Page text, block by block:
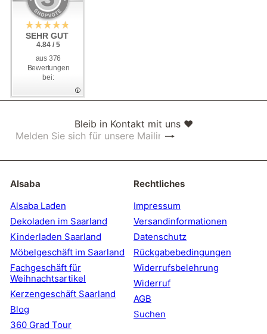
SEHR GUT
4.84 / 5
aus 376
Bewertungen
bei:
SEHR GUT
4.84 / 5
aus 376
Bewertungen
bei:
Bleib in Kontakt mit uns ❤
Abonnieren
Melden
sich
unsere
Mailingliste
an
Alsaba
Alsaba Laden
Dekoladen im Saarland
Kinderladen Saarland
Möbelgeschäft im Saarland
Fachgeschäft für
Weihnachtsartikel
Kerzengeschäft Saarland
Blog
360 Grad Tour
Rechtliches
Impressum
Versandinformationen
Datenschutz
Rückgabebedingungen
Widerrufsbelehrung
Widerruf
AGB
Suchen